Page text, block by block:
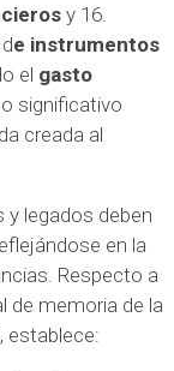
y 16.
e instrumentos
el gasto
significativo
creada al
y legados deben
en la
Respecto a
de memoria de la
establece: